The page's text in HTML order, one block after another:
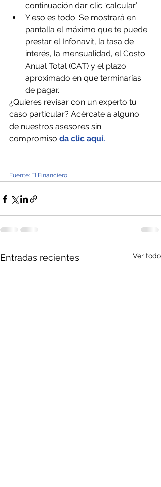
continuación dar clic ‘calcular’.
Y eso es todo. Se mostrará en
pantalla el máximo que te puede
prestar el Infonavit, la tasa de
interés, la mensualidad, el Costo
Anual Total (CAT) y el plazo
aproximado en que terminarías
de pagar.
¿Quieres revisar con un experto tu
caso particular? Acércate a alguno
de nuestros asesores sin
compromiso da clic aquí.
Fuente: El Financiero
Entradas recientes Ver todo